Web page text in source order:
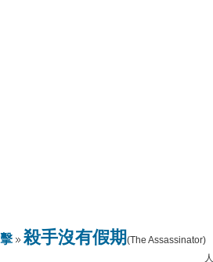
殺手沒有假期 (The Assassinator)